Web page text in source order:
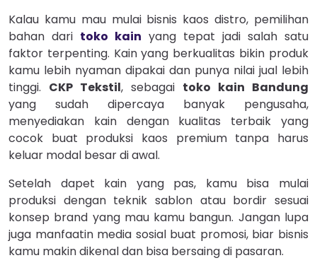
Kalau kamu mau mulai bisnis kaos distro, pemilihan
bahan dari toko kain yang tepat jadi salah satu
faktor terpenting. Kain yang berkualitas bikin produk
kamu lebih nyaman dipakai dan punya nilai jual lebih
tinggi. CKP Tekstil, sebagai toko kain Bandung
yang sudah dipercaya banyak pengusaha,
menyediakan kain dengan kualitas terbaik yang
cocok buat produksi kaos premium tanpa harus
keluar modal besar di awal.
Setelah dapet kain yang pas, kamu bisa mulai
produksi dengan teknik sablon atau bordir sesuai
konsep brand yang mau kamu bangun. Jangan lupa
juga manfaatin media sosial buat promosi, biar bisnis
kamu makin dikenal dan bisa bersaing di pasaran.